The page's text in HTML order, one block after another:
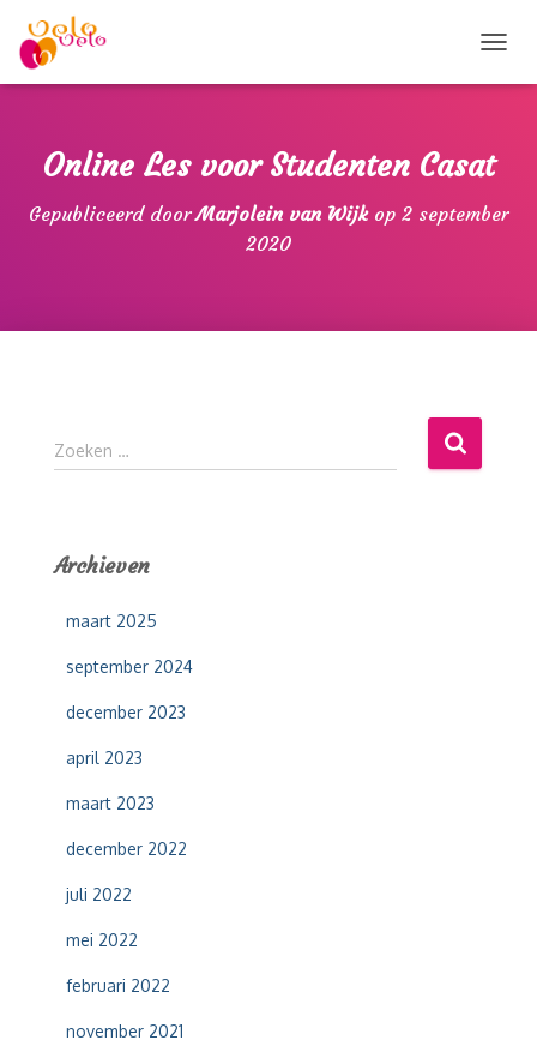
O
L
E
A
T
Online Les voor Studenten Casat
Gepubliceerd doorMarjolein van Wijkop 2 september
2020
Z
o
n
Zoeken …
Archieven
maart 2025
september 2024
december 2023
april 2023
maart 2023
december 2022
juli 2022
mei 2022
februari 2022
november 2021